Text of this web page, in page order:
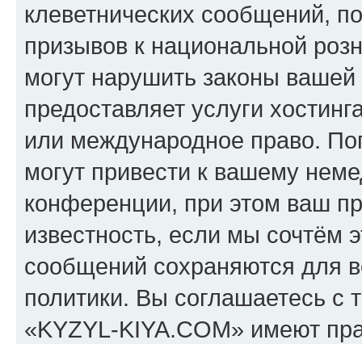
клеветнических сообщений,
призывов к национальной
могут нарушить законы
предоставляет услуги
или международное право.
могут привести к вашему
конференции, при этом ваш
известность, если мы сочтём
сообщений сохраняются для
политики. Вы соглашаетесь
«KYZYL-KIYA.COM» имеют